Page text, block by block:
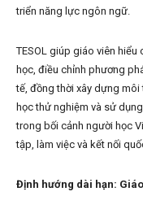
triển năng lực ngôn ngữ.
TESOL giúp giáo viên
học, điều chỉnh phương
tế, đồng thời xây dựng
học thử nghiệm và sử
trong bối cảnh người học
tập, làm việc và kết nối
Định hướng dài hạn: